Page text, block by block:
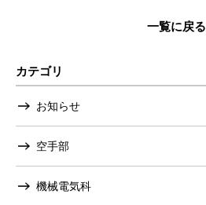
一覧に戻る
カテゴリ
お知らせ
空手部
機械電気科